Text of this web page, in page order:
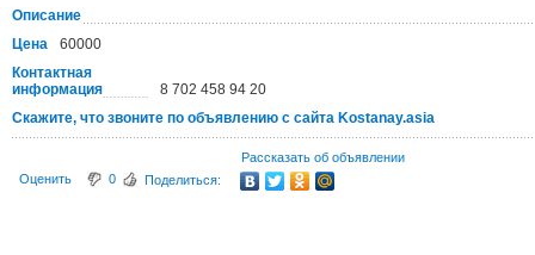
Описание
Цена
60000
Контактная
информация
8 702 458 94 20
Скажите, что звоните по объявлению с сайта Kostanay.asia
Рассказать об объявлении
Оценить
0 Поделиться: